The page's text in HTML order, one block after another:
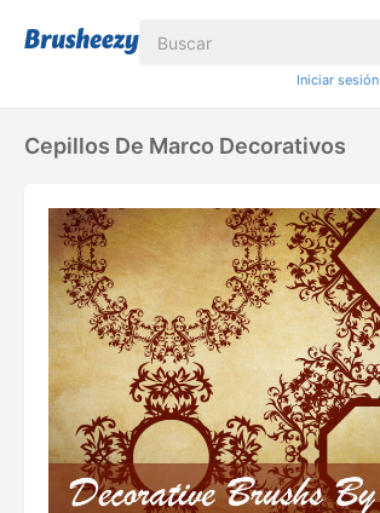
Iniciar sesión
Cepillos De Marco Decorativos